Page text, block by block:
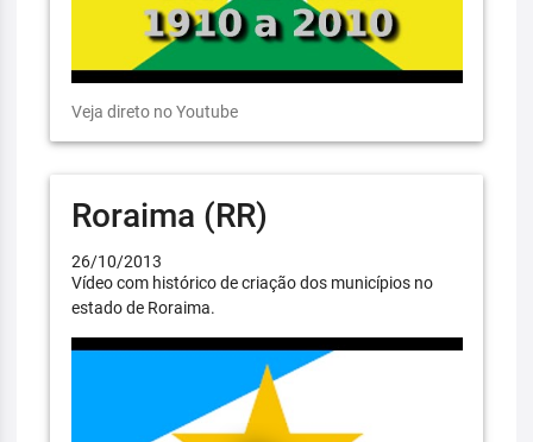
Veja direto no Youtube
Roraima (RR)
26/10/2013
Vídeo com histórico de criação dos municípios no
estado de Roraima.